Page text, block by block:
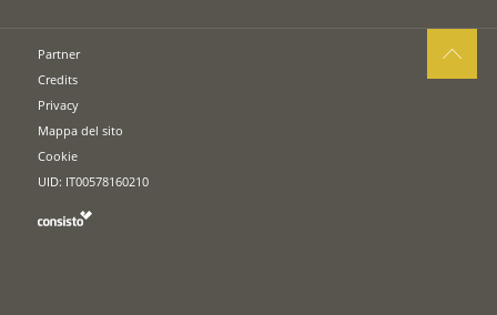
Partner
Credits
Privacy
Mappa del sito
Cookie
UID: IT00578160210